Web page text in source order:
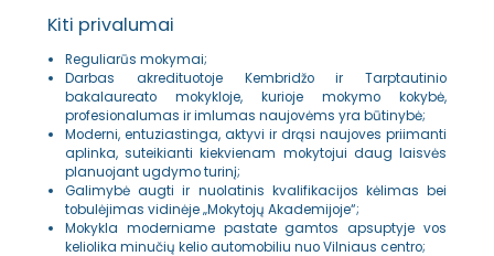
Kiti privalumai
Reguliarūs mokymai;
Darbas akredituotoje Kembridžo ir Tarptautinio
bakalaureato mokykloje, kurioje mokymo kokybė,
profesionalumas ir imlumas naujovėms yra būtinybė;
Moderni, entuziastinga, aktyvi ir drąsi naujoves priimanti
aplinka, suteikianti kiekvienam mokytojui daug laisvės
planuojant ugdymo turinį;
Galimybė augti ir nuolatinis kvalifikacijos kėlimas bei
tobulėjimas vidinėje „Mokytojų Akademijoje“;
Mokykla moderniame pastate gamtos apsuptyje vos
keliolika minučių kelio automobiliu nuo Vilniaus centro;